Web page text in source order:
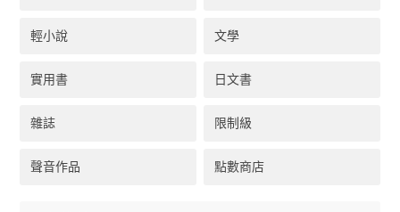
輕小說 文學
實用書 日文書
雜誌 限制級
聲音作品 點數商店